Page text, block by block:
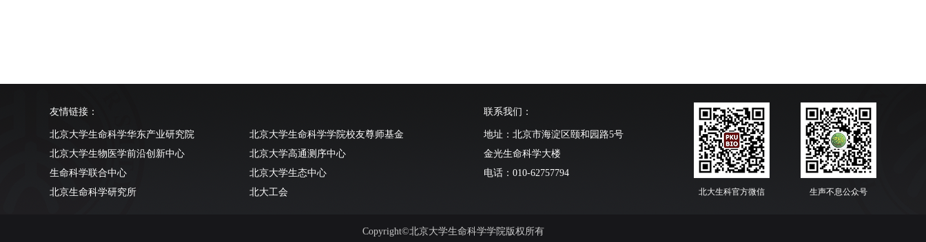
友情链接：
北京大学生命科学华东产业研究院
北京大学生命科学学院校友尊师基金
北京大学生物医学前沿创新中心
北京大学高通测序中心
生命科学联合中心
北京大学生态中心
北京生命科学研究所
北大工会
联系我们：
地址：北京市海淀区颐和园路5号
金光生命科学大楼
电话：010-62757794
北大生科官方微信 生声不息公众号
Copyright©北京大学生命科学学院版权所有